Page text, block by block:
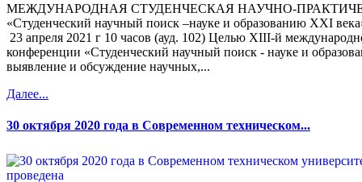
МЕЖДУНАРОДНАЯ СТУДЕНЧЕСКАЯ НАУЧНО-
«Студенческий научный поиск –науке и образованию XXI
23 апреля 2021 г 10 часов (ауд. 102) Целью XIII-й
конференции «Студенческий научный поиск - науке и
выявление и обсуждение научных,...
Далее...
30 октября 2020 года в Современном техническом...